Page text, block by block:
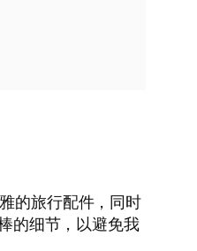
的旅行配件，同时
的细节，以避免我